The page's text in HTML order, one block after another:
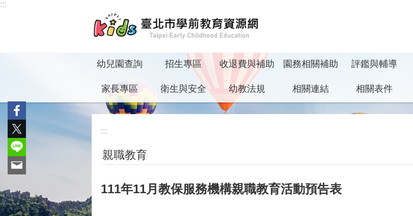
跳到主要內容區塊
:::
幼兒園查詢 招生專區 收退費與補助 園務相關補助 評鑑與輔導
家長專區 衛生與安全 幼教法規 相關連結 相關表件
:::
親職教育
111年11月教保服務機構親職教育活動預告表